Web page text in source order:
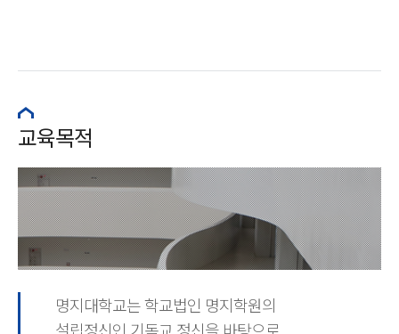
교육목적
명지대학교는 학교법인 명지학원의